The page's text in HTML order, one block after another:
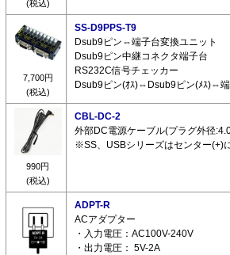
(税込)
7,700円
(税込)
SS-D9PPS-T9
Dsub9ピン⇔端子台変換ユニット
Dsub9ピン中継コネクタ端子台
RS232C信号チェッカー
Dsub9ピン(ｵｽ)⇔Dsub9ピン(ﾒｽ)⇔
990円
(税込)
CBL-DC-2
外部DC電源ケーブル(プラグ外径
※SS、USBシリーズはセンター(+)
ADPT-R
ACアダプター
・入力電圧：AC100V-240V
・出力電圧： 5V-2A